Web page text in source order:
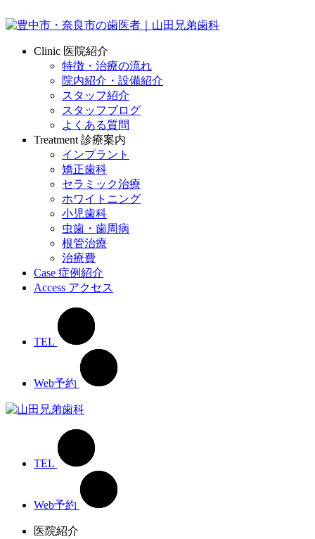
Clinic 医院紹介
特徴・治療の流れ
院内紹介・設備紹介
スタッフ紹介
スタッフブログ
よくある質問
Treatment 診療案内
インプラント
矯正歯科
セラミック治療
ホワイトニング
小児歯科
虫歯・歯周病
根管治療
治療費
Case 症例紹介
Access アクセス
TEL
Web予約
TEL
Web予約
医院紹介